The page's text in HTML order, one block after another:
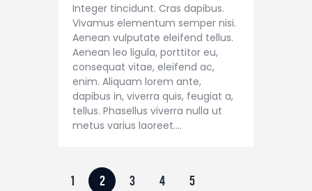
Integer tincidunt. Cras dapibus.
Vivamus elementum semper nisi.
Aenean vulputate eleifend tellus.
Aenean leo ligula, porttitor eu,
consequat vitae, eleifend ac,
enim. Aliquam lorem ante,
dapibus in, viverra quis, feugiat a,
tellus. Phasellus viverra nulla ut
metus varius laoreet.…
1 2 3 4 5